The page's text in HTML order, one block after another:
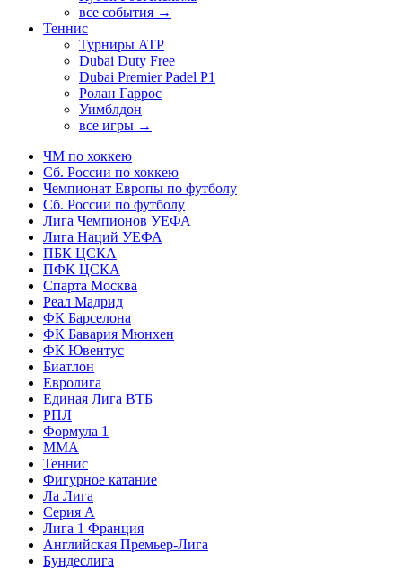
все события →
Теннис
Турниры ATP
Dubai Duty Free
Dubai Premier Padel P1
Ролан Гаррос
Уимблдон
все игры →
ЧМ по хоккею
Сб. России по хоккею
Чемпионат Европы по футболу
Сб. России по футболу
Лига Чемпионов УЕФА
Лига Наций УЕФА
ПБК ЦСКА
ПФК ЦСКА
Спарта Москва
Реал Мадрид
ФК Барселона
ФК Бавария Мюнхен
ФК Ювентус
Биатлон
Евролига
Единая Лига ВТБ
РПЛ
Формула 1
MMA
Теннис
Фигурное катание
Ла Лига
Серия А
Лига 1 Франция
Английская Премьер-Лига
Бундеслига